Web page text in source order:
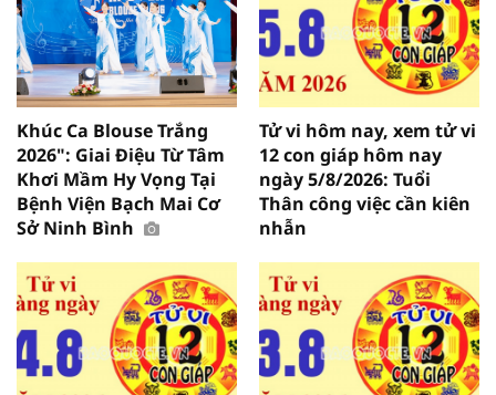
Khúc Ca Blouse Trắng
2026": Giai Điệu Từ Tâm
Khơi Mầm Hy Vọng Tại
Bệnh Viện Bạch Mai Cơ
Sở Ninh Bình
Tử vi hôm nay, xem tử vi
12 con giáp hôm nay
ngày 5/8/2026: Tuổi
Thân công việc cần kiên
nhẫn